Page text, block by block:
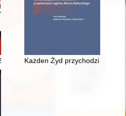
: studia o sowieckim prawie
Każden Żyd przychodzi już na